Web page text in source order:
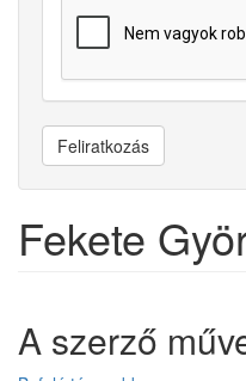
Feliratkozás
Fekete
A szerző